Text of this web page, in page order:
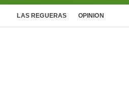
LAS REGUERAS OPINION